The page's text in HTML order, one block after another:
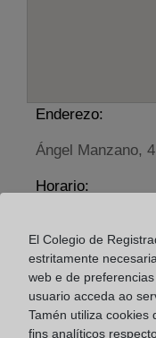
Enderezo:
Ángel Manzano,
Horario:
Agosto: De lunes
Los días 24 y 31
horas
El Colegio de
estritamente
web e de
usuario acceda ao
Tamén utiliza cookies
fins analíticos